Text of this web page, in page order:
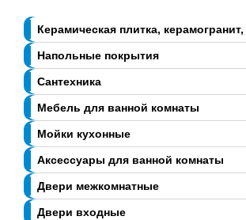
Керамическая плитка,
Напольные покрытия
Сантехника
Мебель для ванной комнаты
Мойки кухонные
Аксессуары для ванной комнаты
Двери межкомнатные
Двери входные